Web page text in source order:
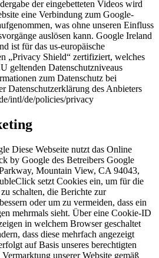
der eingebetteten Videos wird
eine Verbindung zum Google-
was ohne unseren Einfluss
auslösen kann. Google Ireland
ist für das us-europäische
„Privacy Shield“ zertifiziert, welches
geltenden Datenschutzniveaus
zum Datenschutz bei
Datenschutzerklärung des Anbieters
intl/de/policies/privacy
Diese Webseite nutzt das Online
by Google des Betreibers Google
Mountain View, CA 94043,
setzt Cookies ein, um für die
schalten, die Berichte zur
oder um zu vermeiden, dass ein
mehrmals sieht. Über eine Cookie-ID
in welchem Browser geschaltet
dass diese mehrfach angezeigt
auf Basis unseres berechtigten
unserer Website gemäß